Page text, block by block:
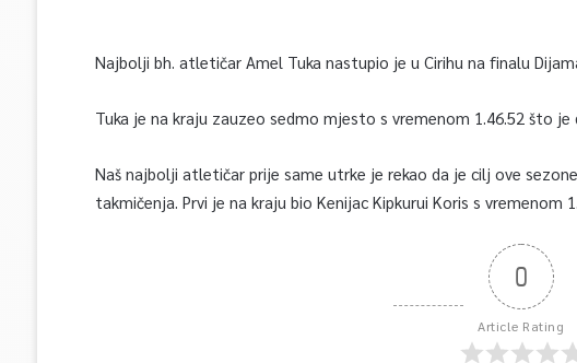
Najbolji bh. atletičar Amel Tuka nastupio je u Cirihu na finalu
Tuka je na kraju zauzeo sedmo mjesto s vremenom 1.46.52 što
Naš najbolji atletičar prije same utrke je rekao da je cilj ove
takmičenja. Prvi je na kraju bio Kenijac Kipkurui Koris s vremenom
0
Article Rating